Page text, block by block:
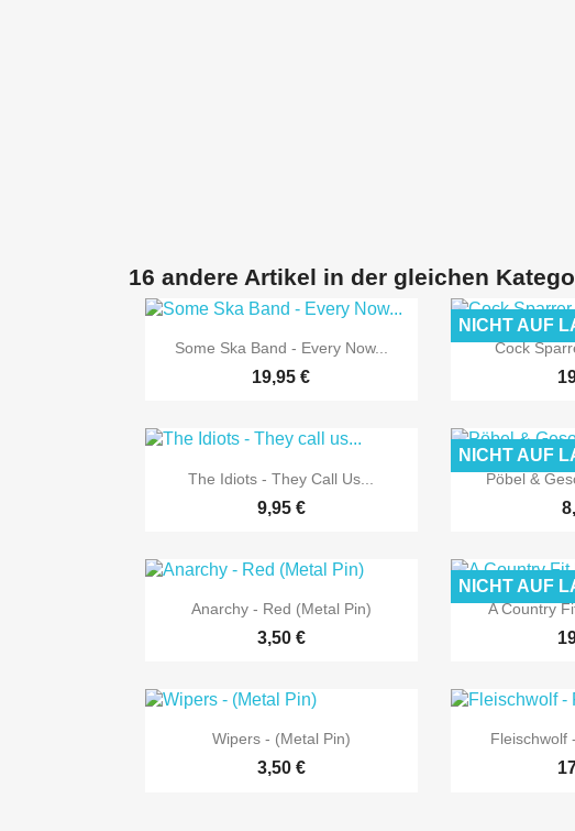
16 andere Artikel in der gleichen
 Vorschau
Some Ska Band - Every Now...
19,95 €

Cock
NICHT AUF
 Vorschau
The Idiots - They Call Us...
9,95 €

Pöbel &
NICHT AUF
 Vorschau
Anarchy - Red (Metal Pin)
3,50 €

A Country
NICHT AUF
 Vorschau
Wipers - (Metal Pin)
3,50 €

Fleischwolf